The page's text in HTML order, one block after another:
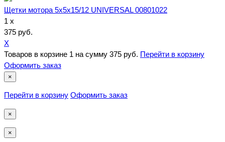
Щетки мотора 5x5x15/12 UNIVERSAL 00801022
1 x
375 руб.
X
Товаров в корзине 1 на сумму 375 руб. Перейти в корзину
Оформить заказ
×
Перейти в корзину Оформить заказ
×
×